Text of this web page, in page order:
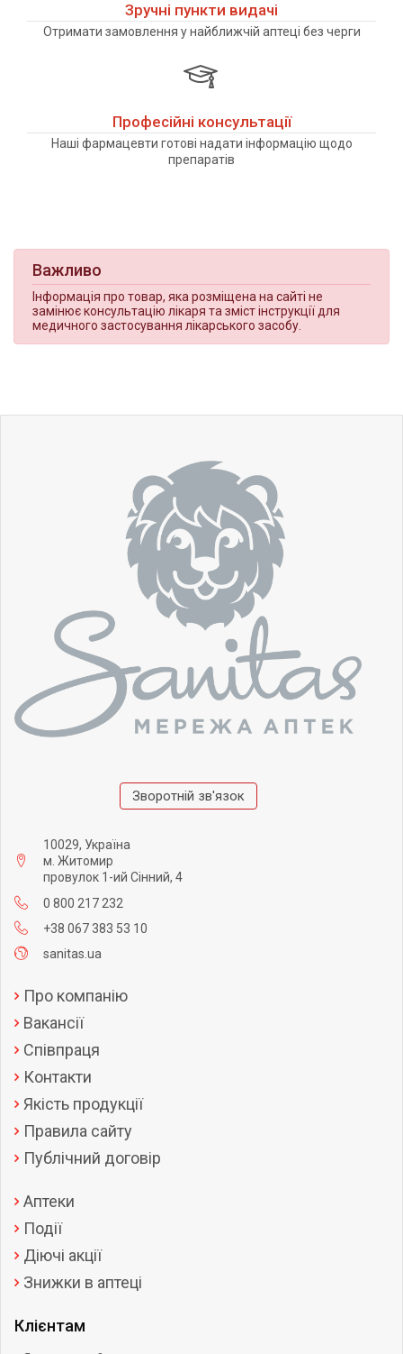
Зручні пункти видачі
Отримати замовлення у найближчій аптеці без черги
Професійні консультації
Наші фармацевти готові надати інформацію щодо
препаратів
Важливо
Інформація про товар, яка розміщена на сайті не
замінює консультацію лікаря та зміст інструкції для
медичного застосування лікарського засобу.
Зворотній зв'язок
10029, Україна
м. Житомир
провулок 1-ий Сінний, 4
0 800 217 232
+38 067 383 53 10
sanitas.ua
Про компанію
Вакансії
Співпраця
Контакти
Якість продукції
Правила сайту
Публічний договір
Аптеки
Події
Діючі акції
Знижки в аптеці
Клієнтам